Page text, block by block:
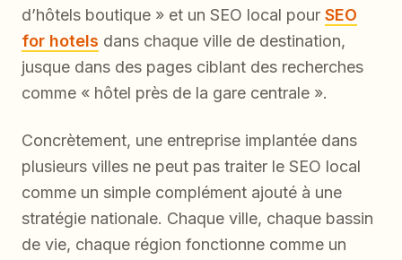
d’hôtels boutique » et un SEO local pour SEO
for hotels dans chaque ville de destination,
jusque dans des pages ciblant des recherches
comme « hôtel près de la gare centrale ».
Concrètement, une entreprise implantée dans
plusieurs villes ne peut pas traiter le SEO local
comme un simple complément ajouté à une
stratégie nationale. Chaque ville, chaque bassin
de vie, chaque région fonctionne comme un